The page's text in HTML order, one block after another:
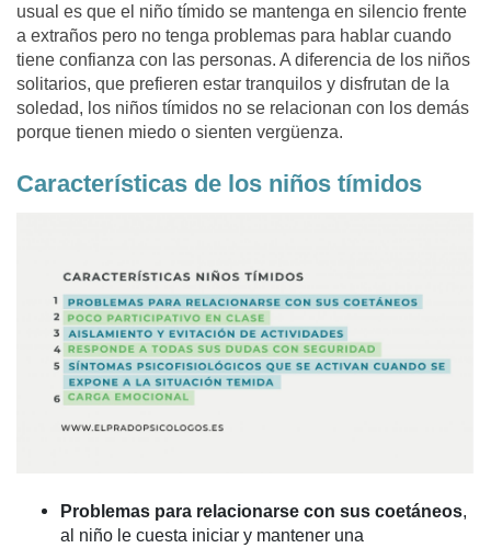
usual es que el niño tímido se mantenga en silencio frente
a extraños pero no tenga problemas para hablar cuando
tiene confianza con las personas. A diferencia de los niños
solitarios, que prefieren estar tranquilos y disfrutan de la
soledad, los niños tímidos no se relacionan con los demás
porque tienen miedo o sienten vergüenza.
Características de los niños tímidos
Problemas para relacionarse con sus coetáneos,
al niño le cuesta iniciar y mantener una